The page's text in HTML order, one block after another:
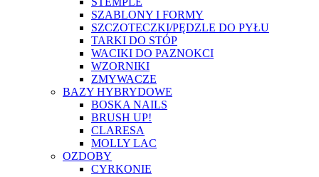
SZABLONY I FORMY
SZCZOTECZKI/PĘDZLE DO PYŁU
TARKI DO STÓP
WACIKI DO PAZNOKCI
WZORNIKI
ZMYWACZE
BAZY HYBRYDOWE
BOSKA NAILS
BRUSH UP!
CLARESA
MOLLY LAC
OZDOBY
CYRKONIE